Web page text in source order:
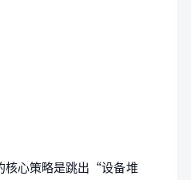
核心策略是跳出“设备堆